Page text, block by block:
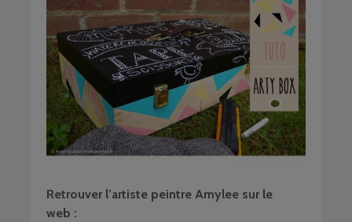
Retrouver l’artiste peintre Amylee sur le
web :